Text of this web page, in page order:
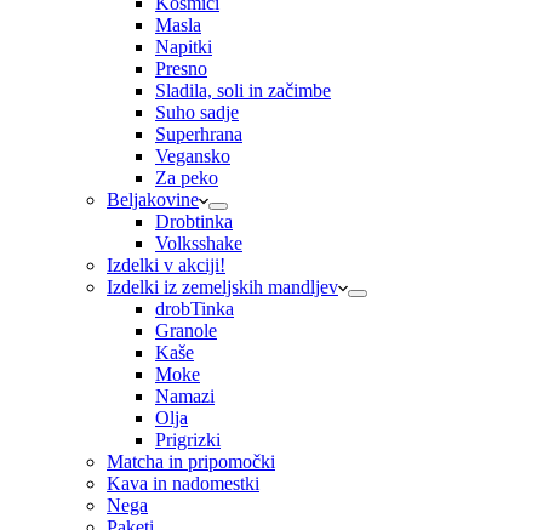
Masla
Napitki
Presno
Sladila, soli in začimbe
Suho sadje
Superhrana
Vegansko
Za peko
Beljakovine
Drobtinka
Volksshake
Izdelki v akciji!
Izdelki iz zemeljskih mandljev
drobTinka
Granole
Kaše
Moke
Namazi
Olja
Prigrizki
Matcha in pripomočki
Kava in nadomestki
Nega